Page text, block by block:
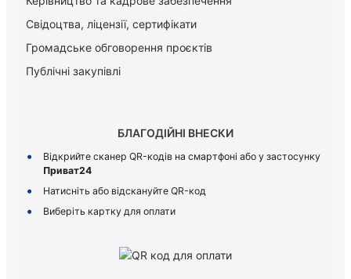
Свідоцтва, ліцензії, сертифікати
Громадське обговорення проєктів
Публічні закупівлі
БЛАГОДІЙНІ ВНЕСКИ
Відкрийте сканер QR-кодів на смартфоні або у застосунку
Приват24
Натисніть або відскануйте QR-код
Виберіть картку для оплати